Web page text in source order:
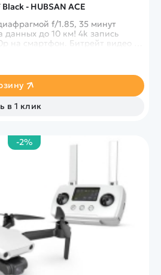
- HUBSAN ACE
f/1.85, 35 минут
данных до 10 км! 4k запись
на смартфон. Битрейт видео -
в 1 клик
-2%